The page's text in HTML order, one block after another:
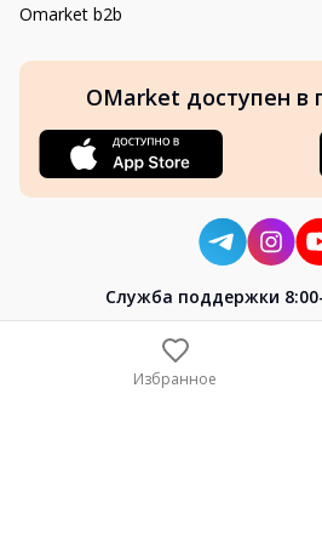
Omarket b2b
OMarket доступен
Cлужба поддержки
Избранное